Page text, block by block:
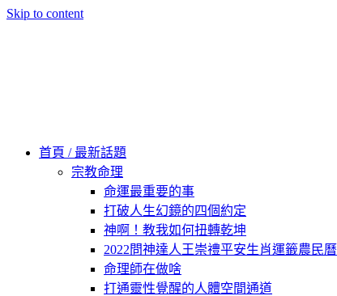
Skip to content
首頁 / 最新話題
宗教命理
命運最重要的事
打破人生幻鏡的四個約定
神啊！教我如何扭轉乾坤
2022問神達人王崇禮平安生肖運籤農民曆
命理師在做啥
打通靈性覺醒的人體空間通道